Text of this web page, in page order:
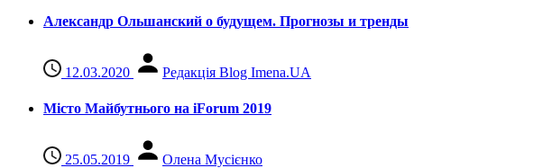
Александр Ольшанский о будущем. Прогнозы и тренды
12.03.2020 Редакція Blog Imena.UA
Місто Майбутнього на iForum 2019
25.05.2019 Олена Мусієнко